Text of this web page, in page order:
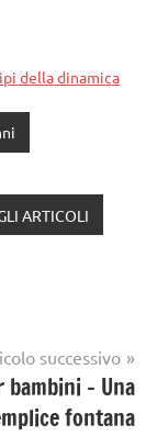
della dinamica
ARTICOLI
successivo
– Una
fontana